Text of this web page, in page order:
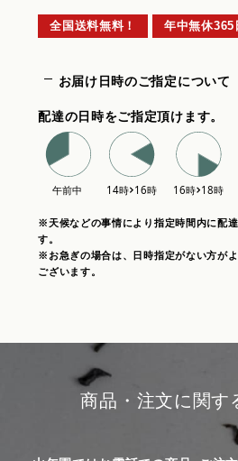
全国送料無料！ 年中無休365
お届け日時のご指定について
配達の日時をご指定頂けます。
※天候などの事情により指定時間内に配
す。
※お急ぎの場合は、日時指定がない方が
ございます。
商品・注文に関す